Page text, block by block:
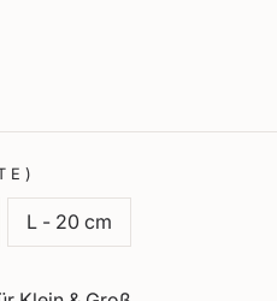
L - 20 cm